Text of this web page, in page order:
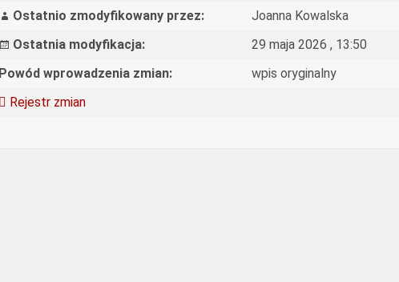
Ostatnio zmodyfikowany przez:
Joanna Kowalska
Ostatnia modyfikacja:
29 maja 2026 , 13:50
Powód wprowadzenia zmian:
wpis oryginalny
Rejestr zmian